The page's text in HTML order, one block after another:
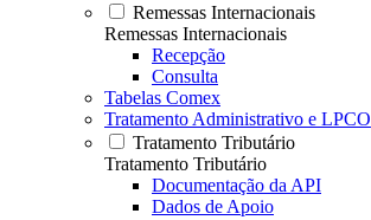
Remessas Internacionais
Remessas Internacionais
Recepção
Consulta
Tabelas Comex
Tratamento Administrativo e LPCO
Tratamento Tributário
Tratamento Tributário
Documentação da API
Dados de Apoio